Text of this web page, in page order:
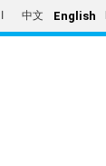
中文 English